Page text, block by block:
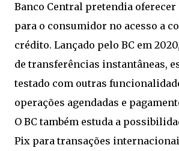
Banco Central pretendia oferecer
para o consumidor no acesso a
crédito. Lançado pelo BC em
de transferências instantâneas,
testado com outras
operações agendadas e
O BC também estuda a
Pix para transações